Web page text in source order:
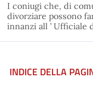
I coniugi che, di
divorziare possono
innanzi all ’ Ufficiale
INDICE DELLA